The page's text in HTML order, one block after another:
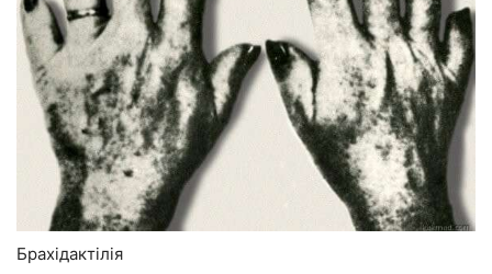
Брахідактілія